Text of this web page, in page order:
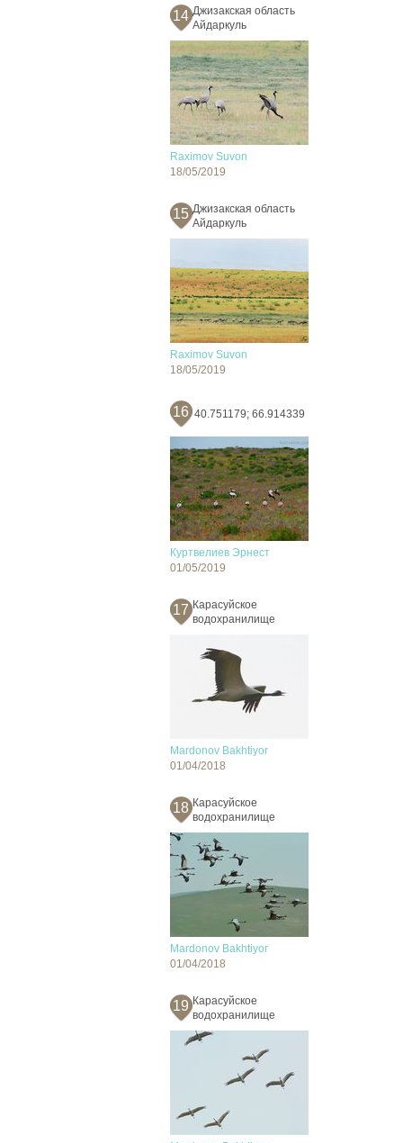
14 Джизакская область
Айдаркуль
Raximov Suvon
18/05/2019
15 Джизакская область
Айдаркуль
Raximov Suvon
18/05/2019
16 40.751179; 66.914339
Куртвелиев Эрнест
01/05/2019
17 Карасуйское
водохранилище
Mardonov Bakhtiyor
01/04/2018
18 Карасуйское
водохранилище
Mardonov Bakhtiyor
01/04/2018
19 Карасуйское
водохранилище